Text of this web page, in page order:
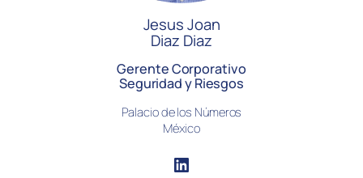
Jesus Joan
Diaz Diaz
Gerente Corporativo
Seguridad y Riesgos
Palacio de los Números
México
LinkedIn